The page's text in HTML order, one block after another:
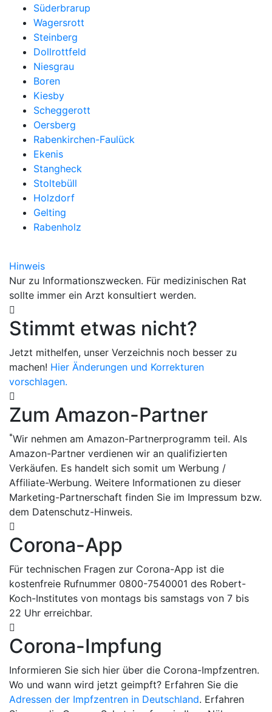
Süderbrarup
Wagersrott
Steinberg
Dollrottfeld
Niesgrau
Boren
Kiesby
Scheggerott
Oersberg
Rabenkirchen-Faulück
Ekenis
Stangheck
Stoltebüll
Holzdorf
Gelting
Rabenholz
Hinweis
Nur zu Informationszwecken. Für medizinischen Rat
sollte immer ein Arzt konsultiert werden.
Stimmt etwas nicht?
Jetzt mithelfen, unser Verzeichnis noch besser zu
machen! Hier Änderungen und Korrekturen
vorschlagen.
Zum Amazon-Partner
*Wir nehmen am Amazon-Partnerprogramm teil. Als
Amazon-Partner verdienen wir an qualifizierten
Verkäufen. Es handelt sich somit um Werbung /
Affiliate-Werbung. Weitere Informationen zu dieser
Marketing-Partnerschaft finden Sie im Impressum bzw.
dem Datenschutz-Hinweis.
Corona-App
Für technischen Fragen zur Corona-App ist die
kostenfreie Rufnummer 0800-7540001 des Robert-
Koch-Institutes von montags bis samstags von 7 bis
22 Uhr erreichbar.
Corona-Impfung
Informieren Sie sich hier über die Corona-Impfzentren.
Wo und wann wird jetzt geimpft? Erfahren Sie die
Adressen der Impfzentren in Deutschland. Erfahren